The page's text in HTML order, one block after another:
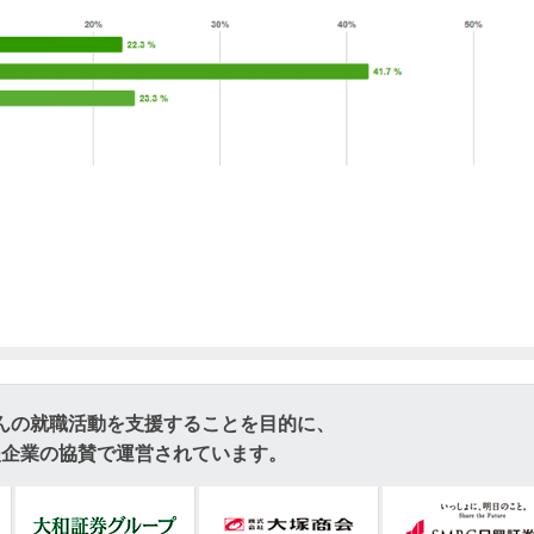
の就職活動を支援することを目的に、
業の協賛で運営されています。